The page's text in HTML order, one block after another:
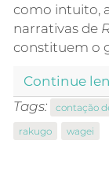
como intuito,
narrativas de
constituem o
Continue
Tags:
contação
rakugo
wagei